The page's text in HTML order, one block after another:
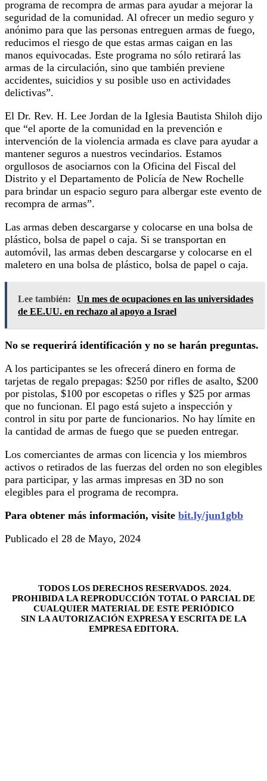
programa de recompra de armas para ayudar a mejorar la
seguridad de la comunidad. Al ofrecer un medio seguro y
anónimo para que las personas entreguen armas de fuego,
reducimos el riesgo de que estas armas caigan en las
manos equivocadas. Este programa no sólo retirará las
armas de la circulación, sino que también previene
accidentes, suicidios y su posible uso en actividades
delictivas”.
El Dr. Rev. H. Lee Jordan de la Iglesia Bautista Shiloh dijo
que “el aporte de la comunidad en la prevención e
intervención de la violencia armada es clave para ayudar a
mantener seguros a nuestros vecindarios. Estamos
orgullosos de asociarnos con la Oficina del Fiscal del
Distrito y el Departamento de Policía de New Rochelle
para brindar un espacio seguro para albergar este evento de
recompra de armas”.
Las armas deben descargarse y colocarse en una bolsa de
plástico, bolsa de papel o caja. Si se transportan en
automóvil, las armas deben descargarse y colocarse en el
maletero en una bolsa de plástico, bolsa de papel o caja.
Lee también:
Un mes de ocupaciones en las universidades
de EE.UU. en rechazo al apoyo a Israel
No se requerirá identificación y no se harán preguntas.
A los participantes se les ofrecerá dinero en forma de
tarjetas de regalo prepagas: $250 por rifles de asalto, $200
por pistolas, $100 por escopetas o rifles y $25 por armas
que no funcionan. El pago está sujeto a inspección y
control in situ por parte de funcionarios. No hay límite en
la cantidad de armas de fuego que se pueden entregar.
Los comerciantes de armas con licencia y los miembros
activos o retirados de las fuerzas del orden no son elegibles
para participar, y las armas impresas en 3D no son
elegibles para el programa de recompra.
Para obtener más información, visite bit.ly/jun1gbb
Publicado el 28 de Mayo, 2024
TODOS LOS DERECHOS RESERVADOS. 2024.
PROHIBIDA LA REPRODUCCIÓN TOTAL O PARCIAL DE
CUALQUIER MATERIAL DE ESTE PERIÓDICO
SIN LA AUTORIZACIÓN EXPRESA Y ESCRITA DE LA
EMPRESA EDITORA.